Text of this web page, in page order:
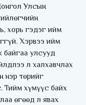
Улсын
хорь гэдэг ийм
Хэрвээ ийм
байгаа улсууд
л халхавчлах
нэр төрийг
Тийм хүмүүс байх
өгөөд л явах